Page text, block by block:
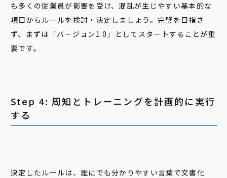
も多くの従業員が影響を受け、混乱が生じやすい基本的な
項目からルールを検討・決定しましょう。完璧を目指さ
ず、まずは「バージョン1.0」としてスタートすることが重
要です。
Step 4: 周知とトレーニングを計画的に実行
する
決定したルールは、誰にでも分かりやすい言葉で文書化